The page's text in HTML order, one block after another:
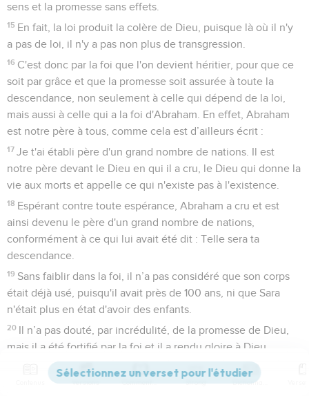
sens et la promesse sans effets.
15 En fait, la loi produit la colère de Dieu, puisque là où il n'y
a pas de loi, il n'y a pas non plus de transgression.
16 C'est donc par la foi que l'on devient héritier, pour que ce
soit par grâce et que la promesse soit assurée à toute la
descendance, non seulement à celle qui dépend de la loi,
mais aussi à celle qui a la foi d'Abraham. En effet, Abraham
est notre père à tous, comme cela est d’ailleurs écrit :
17 Je t'ai établi père d'un grand nombre de nations. Il est
notre père devant le Dieu en qui il a cru, le Dieu qui donne la
vie aux morts et appelle ce qui n'existe pas à l'existence.
18 Espérant contre toute espérance, Abraham a cru et est
ainsi devenu le père d'un grand nombre de nations,
conformément à ce qui lui avait été dit : Telle sera ta
descendance.
19 Sans faiblir dans la foi, il n’a pas considéré que son corps
était déjà usé, puisqu'il avait près de 100 ans, ni que Sara
n'était plus en état d'avoir des enfants.
20 Il n’a pas douté, par incrédulité, de la promesse de Dieu,
mais il a été fortifié par la foi et il a rendu gloire à Dieu,
car il avait la pleine conviction que ce que Dieu promet, il
peut aussi l'accomplir.
Versions Commentaires Strong